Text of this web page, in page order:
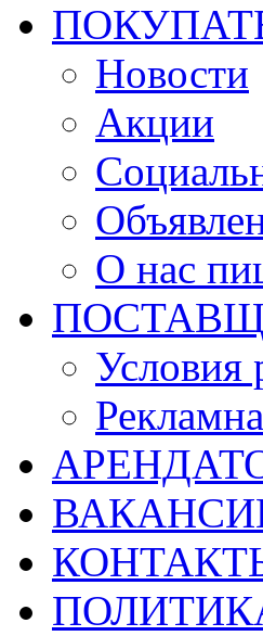
Новости
Акции
О нас
Условия